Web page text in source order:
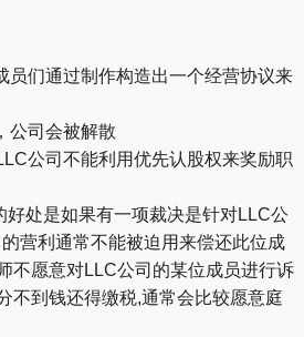
员们通过制作构造出一个经营协议来
公司会被解散
公司不能利用优先认股权来奖励职
好处是如果有一项裁决是针对LLC公
营利通常不能被迫用来偿还此位成
不愿意对LLC公司的某位成员进行诉
不到钱还得缴税,通常会比较愿意庭